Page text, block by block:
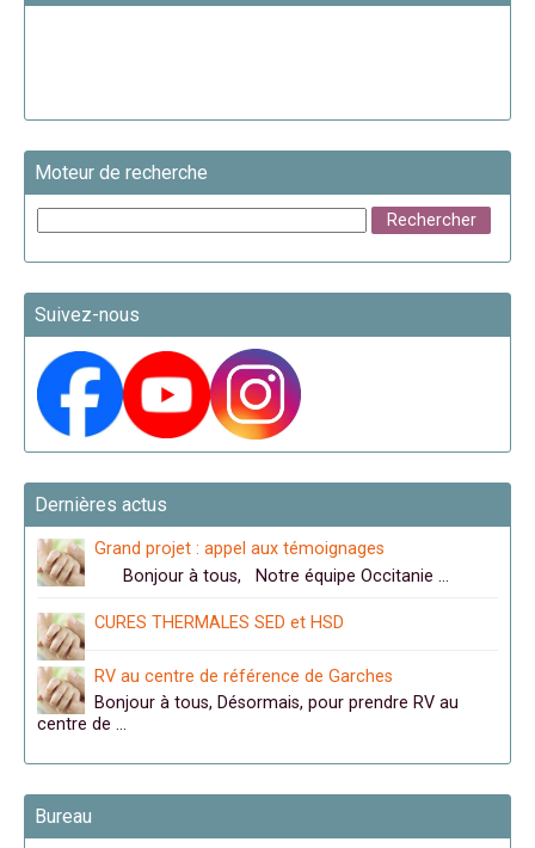
Moteur de recherche
Suivez-nous
Dernières actus
Grand projet : appel aux témoignages
Bonjour à tous, Notre équipe Occitanie …
CURES THERMALES SED et HSD
RV au centre de référence de Garches
Bonjour à tous, Désormais, pour prendre RV au
centre de …
Bureau